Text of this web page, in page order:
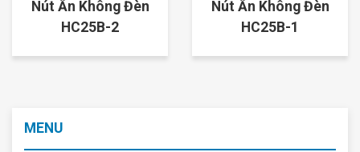
Nút Ấn Không Đèn
HC25B-2
Nút Ấn Không Đèn
HC25B-1
MENU